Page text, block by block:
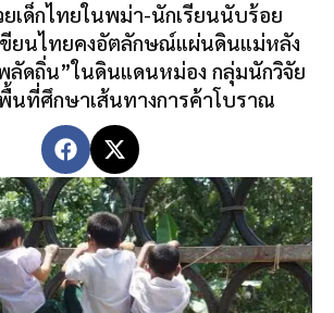
เด็กไทยในพม่า-นักเรียนนับร้อย
ขียนไทยคงอัตลักษณ์แผ่นดินแม่หลัง
ลัดถิ่น”ในดินแดนหม่อง กลุ่มนักวิจัย
นที่ศึกษาเส้นทางการค้าโบราณ